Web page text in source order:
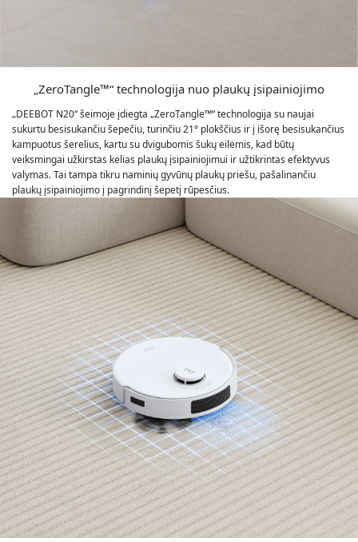
„ZeroTangle™“ technologija nuo plaukų įsipainiojimo
„DEEBOT N20“ šeimoje įdiegta „ZeroTangle™“ technologija su naujai
sukurtu besisukančiu šepečiu, turinčiu 21° plokščius ir į išorę besisukančius
kampuotus šerelius, kartu su dvigubomis šukų eilėmis, kad būtų
veiksmingai užkirstas kelias plaukų įsipainiojimui ir užtikrintas efektyvus
valymas. Tai tampa tikru naminių gyvūnų plaukų priešu, pašalinančiu
plaukų įsipainiojimo į pagrindinį šepetį rūpesčius.